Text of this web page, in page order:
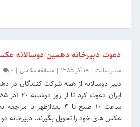
دعوت دبیرخانه دهمین دوسالانه
مدیر سایت |18 آذر 1385 |مسابقه عکاسی |
0
دبیر دوسالانه از همه شرکت کنندگان در
ساعت 10 صبح تا 4 بعدازظهر با
عکس های خود را تحویل بگیرند. ‏دبیرخانه دو